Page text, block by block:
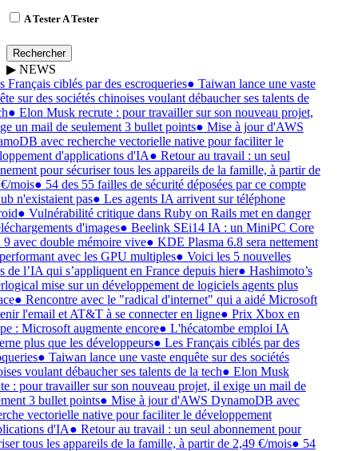
A TesterA Tester
Rechercher
▶ NEWS
ciblés par des escroqueries●Taiwan lance une vaste
sur des sociétés chinoises voulant débaucher ses talents de
●Elon Musk recrute : pour travailler sur son nouveau projet,
un mail de seulement 3 bullet points●Mise à jour d'AWS
avec recherche vectorielle native pour faciliter le
d'applications d'IA●Retour au travail : un seul
pour sécuriser tous les appareils de la famille, à partir de
mois●54 des 55 failles de sécurité déposées par ce compte
n'existaient pas●Les agents IA arrivent sur téléphone
●Vulnérabilité critique dans Ruby on Rails met en danger
d'images●Beelink SEi14 IA : un MiniPC Core
avec double mémoire vive●KDE Plasma 6.8 sera nettement
avec les GPU multiples●Voici les 5 nouvelles
de l’IA qui s’appliquent en France depuis hier●Hashimoto’s
mise sur un développement de logiciels agents plus
●Rencontre avec le "radical d'internet" qui a aidé Microsoft
l'email et AT&T à se connecter en ligne●Prix Xbox en
: Microsoft augmente encore●L'hécatombe emploi IA
plus que les développeurs●Les Français ciblés par des
●Taiwan lance une vaste enquête sur des sociétés
voulant débaucher ses talents de la tech●Elon Musk
: pour travailler sur son nouveau projet, il exige un mail de
3 bullet points●Mise à jour d'AWS DynamoDB avec
vectorielle native pour faciliter le développement
d'IA●Retour au travail : un seul abonnement pour
tous les appareils de la famille, à partir de 2,49 €/mois●54